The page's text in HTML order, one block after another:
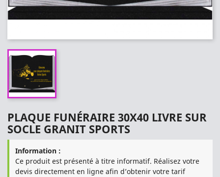
PLAQUE FUNÉRAIRE 30X40 LIVRE SUR
SOCLE GRANIT SPORTS
Information :
Ce produit est présenté à titre informatif. Réalisez votre
devis directement en ligne afin d’obtenir votre tarif